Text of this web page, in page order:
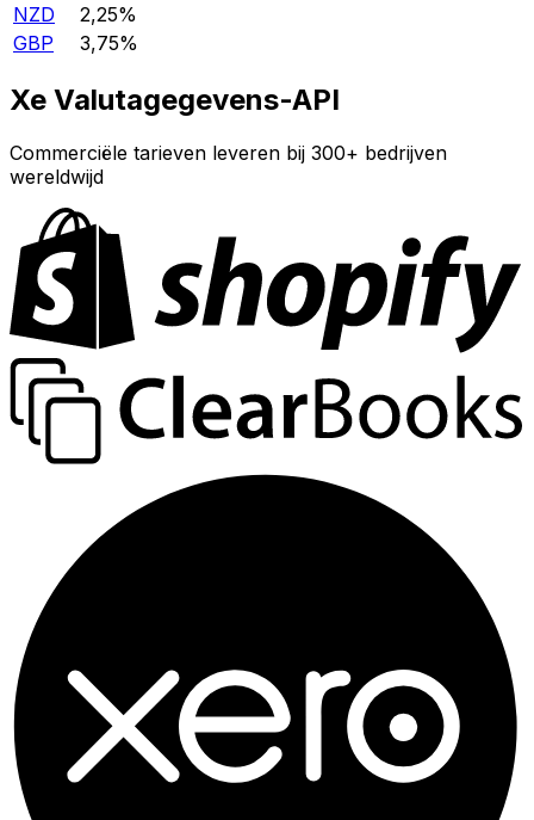
NZD
2,25%
GBP
3,75%
Xe Valutagegevens-API
Commerciële tarieven leveren bij 300+ bedrijven
wereldwijd